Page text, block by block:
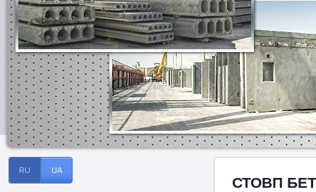
RU UA
СТОВП